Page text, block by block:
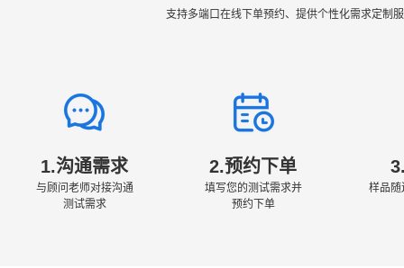
支持多端口在线下单预约、提供个性化需求定制
1.沟通需求
与顾问老师对接沟通
测试需求
2.预约下单
填写您的测试需求并
预约下单
样品随